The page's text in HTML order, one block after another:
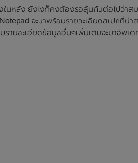
ในหลัง ยังไงก็คงต้องรอลุ้นกันต่อไปว่าส
จะมาพร้อมรายละเอียดสเปกที่น่า
รายละเอียดข้อมูลอื่นๆเพิ่มเติมจะมาอัพเด